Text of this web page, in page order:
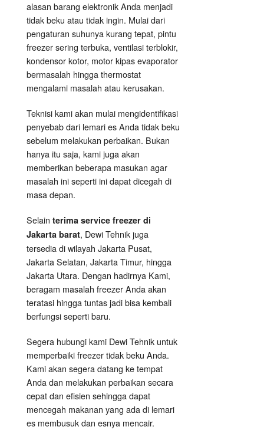
alasan barang elektronik Anda menjadi
tidak beku atau tidak ingin. Mulai dari
pengaturan suhunya kurang tepat, pintu
freezer sering terbuka, ventilasi terblokir,
kondensor kotor, motor kipas evaporator
bermasalah hingga thermostat
mengalami masalah atau kerusakan.
Teknisi kami akan mulai mengidentifikasi
penyebab dari lemari es Anda tidak beku
sebelum melakukan perbaikan. Bukan
hanya itu saja, kami juga akan
memberikan beberapa masukan agar
masalah ini seperti ini dapat dicegah di
masa depan.
Selain terima service freezer di
Jakarta barat, Dewi Tehnik juga
tersedia di wilayah Jakarta Pusat,
Jakarta Selatan, Jakarta Timur, hingga
Jakarta Utara. Dengan hadirnya Kami,
beragam masalah freezer Anda akan
teratasi hingga tuntas jadi bisa kembali
berfungsi seperti baru.
Segera hubungi kami Dewi Tehnik untuk
memperbaiki freezer tidak beku Anda.
Kami akan segera datang ke tempat
Anda dan melakukan perbaikan secara
cepat dan efisien sehingga dapat
mencegah makanan yang ada di lemari
es membusuk dan esnya mencair.